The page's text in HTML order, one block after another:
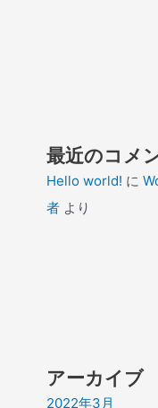
最近のコメ
Hello world! に
者 より
アーカイブ
2022年3月